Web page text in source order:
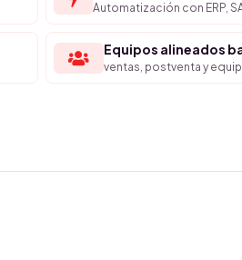
Automatización con ERP,
Equipos alineados
ventas, postventa y